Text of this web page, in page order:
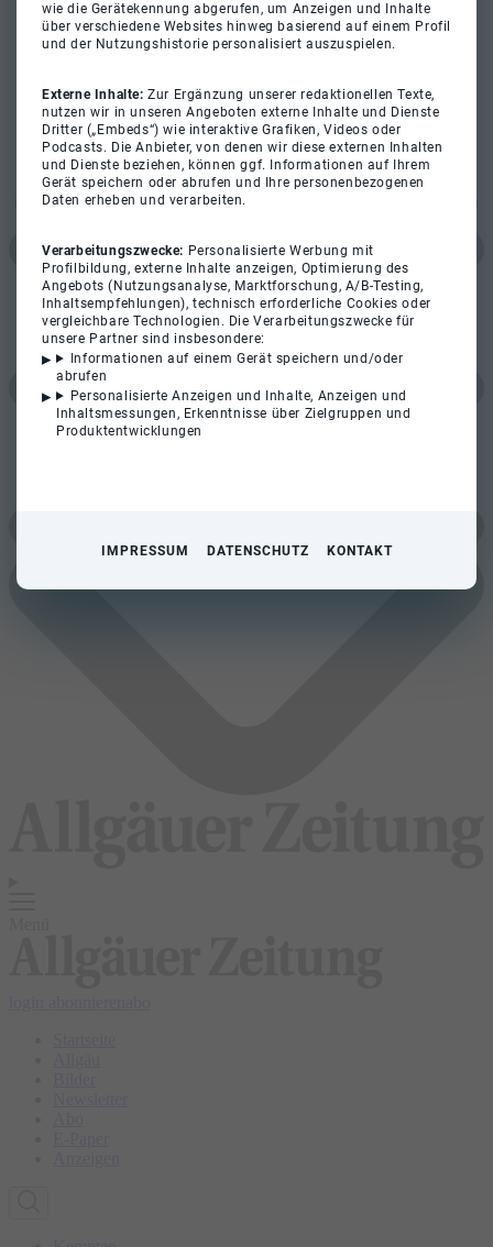
wie die Gerätekennung abgerufen, um Anzeigen und Inhalte
über verschiedene Websites hinweg basierend auf einem Profil
und der Nutzungshistorie personalisiert auszuspielen.
Externe Inhalte:Zur Ergänzung unserer redaktionellen Texte,
nutzen wir in unseren Angeboten externe Inhalte und Dienste
Dritter („Embeds“) wie interaktive Grafiken, Videos oder
Podcasts. Die Anbieter, von denen wir diese externen Inhalten
und Dienste beziehen, können ggf. Informationen auf Ihrem
Gerät speichern oder abrufen und Ihre personenbezogenen
Daten erheben und verarbeiten.
Verarbeitungszwecke: Personalisierte Werbung mit
Profilbildung, externe Inhalte anzeigen, Optimierung des
Angebots (Nutzungsanalyse, Marktforschung, A/B-Testing,
Inhaltsempfehlungen), technisch erforderliche Cookies oder
vergleichbare Technologien. Die Verarbeitungszwecke für
unsere Partner sind insbesondere:
Informationen auf einem Gerät speichern und/oder
abrufen
Personalisierte Anzeigen und Inhalte, Anzeigen und
Inhaltsmessungen, Erkenntnisse über Zielgruppen und
Produktentwicklungen
IMPRESSUM DATENSCHUTZ KONTAKT